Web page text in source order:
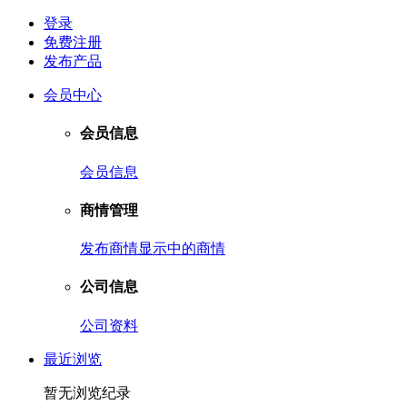
登录
免费注册
发布产品
会员中心
会员信息
会员信息
商情管理
发布商情显示中的商情
公司信息
公司资料
最近浏览
暂无浏览纪录